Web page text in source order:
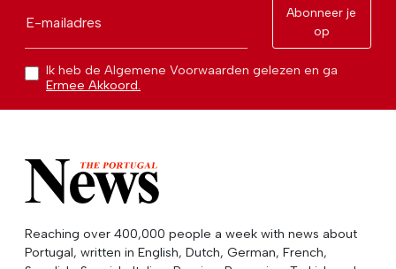
E-mailadres
Abonneer je
op
Ik heb de Algemene Voorwaarden gelezen en ga
Ermee Akkoord.
Reaching over 400,000 people a week with news about
Portugal, written in English, Dutch, German, French,